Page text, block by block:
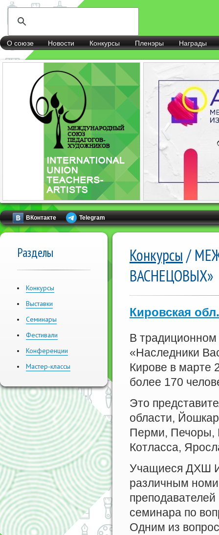
О союзе Новости Конкурсы Пленэры Награды
ВКонтакте Telegram
Разделы
Конкурсы
Выставки
Семинары
Фестивали
Конференции
Мастер-классы
Конкурсы/
ВАСНЕЦОВЫХ»
Кировская обл.
В
«Наследники
Кирове в марте
более 170
Это
области,
Перми, Печоры,
Котласса,
Учащиеся ДХШ
различным
семинара по
Одним из